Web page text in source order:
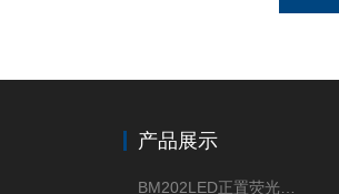
产品展示